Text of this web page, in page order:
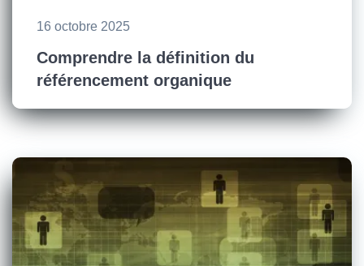
16 octobre 2025
Comprendre la définition du
référencement organique